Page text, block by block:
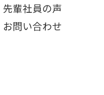
先輩社員の声
お問い合わせ